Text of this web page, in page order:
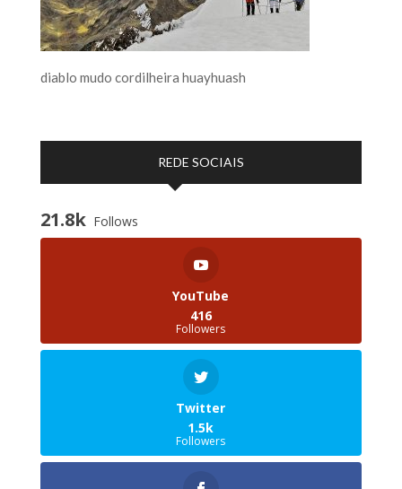
diablo mudo cordilheira huayhuash
REDE SOCIAIS
21.8k Follows
YouTube
416
Followers
Twitter
1.5k
Followers